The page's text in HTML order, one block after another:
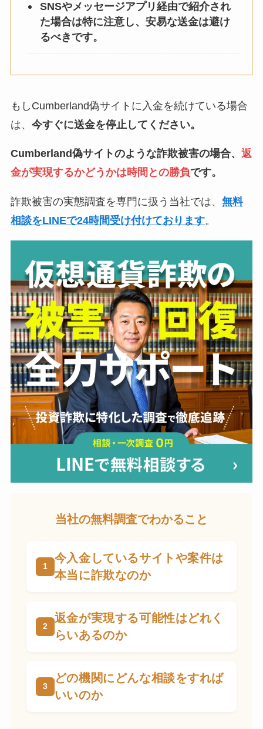
SNSやメッセージアプリ経由で紹介され
た場合は特に注意し、安易な送金は避け
るべきです。
もしCumberland偽サイトに入金を続けている場合
は、 今すぐに送金を停止してください。
Cumberland偽サイトのような詐欺被害の場合、 返
金が実現するかどうかは時間との勝負です。
詐欺被害の実態調査を専門に扱う当社では、 無料
相談をLINEで24時間受け付けております。
当社の無料調査でわかること
今入金しているサイトや案件は
本当に詐欺なのか
返金が実現する可能性はどれく
らいあるのか
どの機関にどんな相談をすれば
いいのか